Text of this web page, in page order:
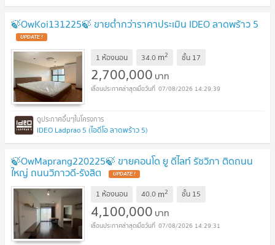
🍃OwKoi131225🍃 ขายต่ำกว่าราคาประเมิน IDEO ลาดพร้าว 5
1 ห้องนอน 34.0 m2 ชั้น 17
2,700,000 บาท
07/08/2026 14:29:39
IDEO Ladprao 5 (ไอดีโอ ลาดพร้าว 5)
🍃OwMaprang220225🍃 ขายคอนโด ยู ดีไลท์ รัชวิภา ติดถนน
ใหญ่ ถนนวิภาวดี-รังสิต
1 ห้องนอน 40.0 m2 ชั้น 15
4,100,000 บาท
07/08/2026 14:29:31